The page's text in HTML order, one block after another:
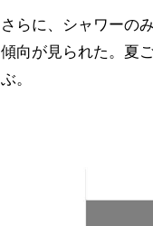
さらに、シャワーの
傾向が見られた。夏
ぶ。